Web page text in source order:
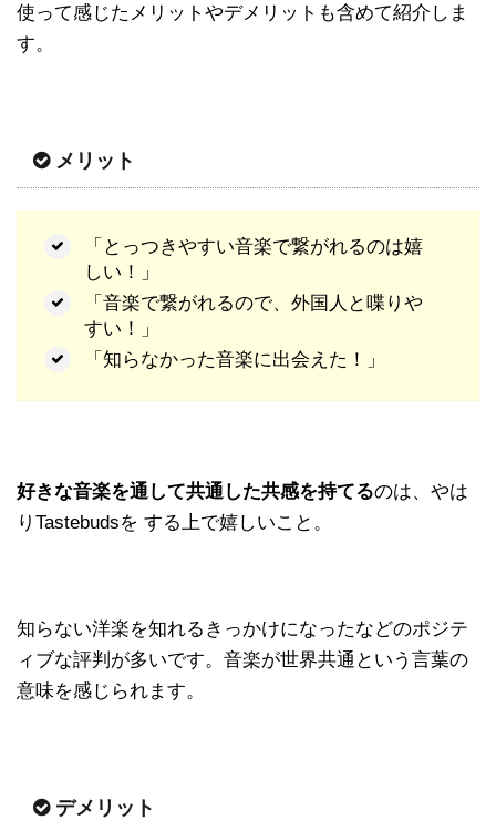
使って感じたメリットやデメリットも含めて紹介しま
す。
メリット
「とっつきやすい音楽で繋がれるのは嬉
しい！」
「音楽で繋がれるので、外国人と喋りや
すい！」
「知らなかった音楽に出会えた！」
好きな音楽を通して共通した共感を持てるのは、やは
りTastebudsを する上で嬉しいこと。
知らない洋楽を知れるきっかけになったなどのポジテ
ィブな評判が多いです。音楽が世界共通という言葉の
意味を感じられます。
デメリット